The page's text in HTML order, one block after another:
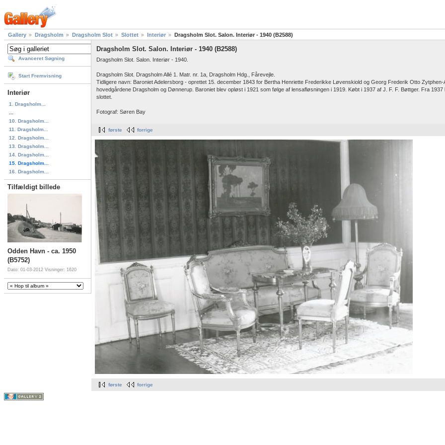
Gallery Dragsholm Dragsholm Slot Slottet Interiør Dragsholm Slot. Salon. Interiør - 1940 (B2588)
Avanceret Søgning
Start Fremvisning
Interiør
1. Dragsholm...
10. Dragsholm...
11. Dragsholm...
12. Dragsholm...
13. Dragsholm...
14. Dragsholm...
15. Dragsholm...
16. Dragsholm...
Tilfældigt billede
Odden Havn - ca. 1950
(B5752)
Dato: 01-03-2012 Visninger: 1620
Dragsholm Slot. Salon. Interiør - 1940 (B2588)
Dragsholm Slot. Salon. Interiør - 1940.
Dragsholm Slot. Dragsholm Allé 1. Matr. nr. 1a, Dragsholm Hdg., Fårevejle.
Tidligere navn: Baroniet Adelersborg - oprettet 15. december 1843 for Bertha Henriette Frederikke Løvenskiold og Georg Frederik Otto Zytphen-
hovedgårdene Dragsholm og Dønnerup. Baroniet blev opløst i 1921 som følge af lensafløsningen i 1919. Købt i 1937 af J. F. F. Bøttger. Fra 1937
slottet.
Fotograf: Søren Bay
første forrige
første forrige